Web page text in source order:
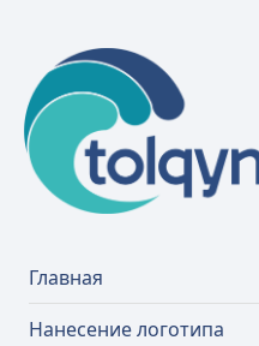
Главная
Нанесение логотипа